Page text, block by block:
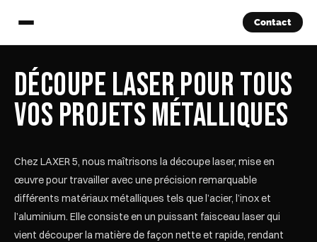
Contact
Découpe laser pour tous
vos projets métalliques
Chez LAXER 5, nous maîtrisons la découpe laser, mise en
œuvre pour travailler avec une précision remarquable
différents matériaux métalliques tels que l’acier, l’inox et
l’aluminium. Elle consiste en un puissant faisceau laser qui
vient découper la matière de façon nette et rapide, rendant